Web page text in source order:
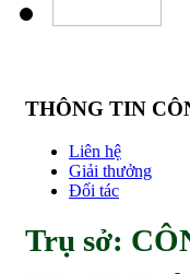
THÔNG TIN
Liên hệ
Giải thưởng
Đối tác
Trụ sở: